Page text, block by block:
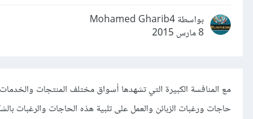
بواسطة Mohamed Gharib4
8 مارس 2015
مع المنافسة الكبيرة التي تشهدها أسواق مختلف المنتجات
حاجات ورغبات الزبائن والعمل على تلبية هذه الحاجات والرغبات